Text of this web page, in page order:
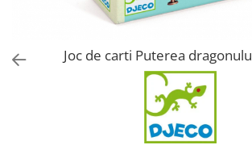
Joc de carti Puterea